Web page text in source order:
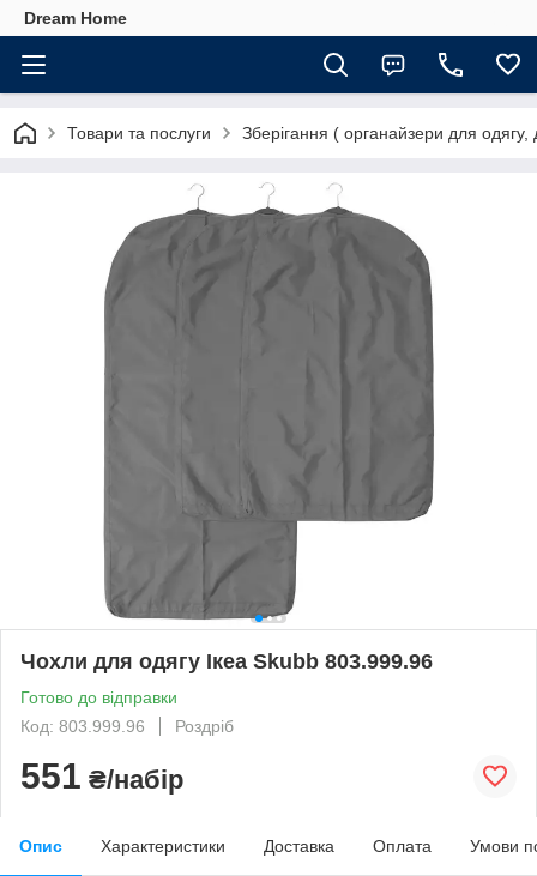
Dream Home
Товари та послуги Зберігання ( органайзери для одягу,
Чохли для одягу Ікеа Skubb 803.999.96
Готово до відправки
Код: 803.999.96
Роздріб
551 ₴/набір
Опис Характеристики Доставка Оплата Умови